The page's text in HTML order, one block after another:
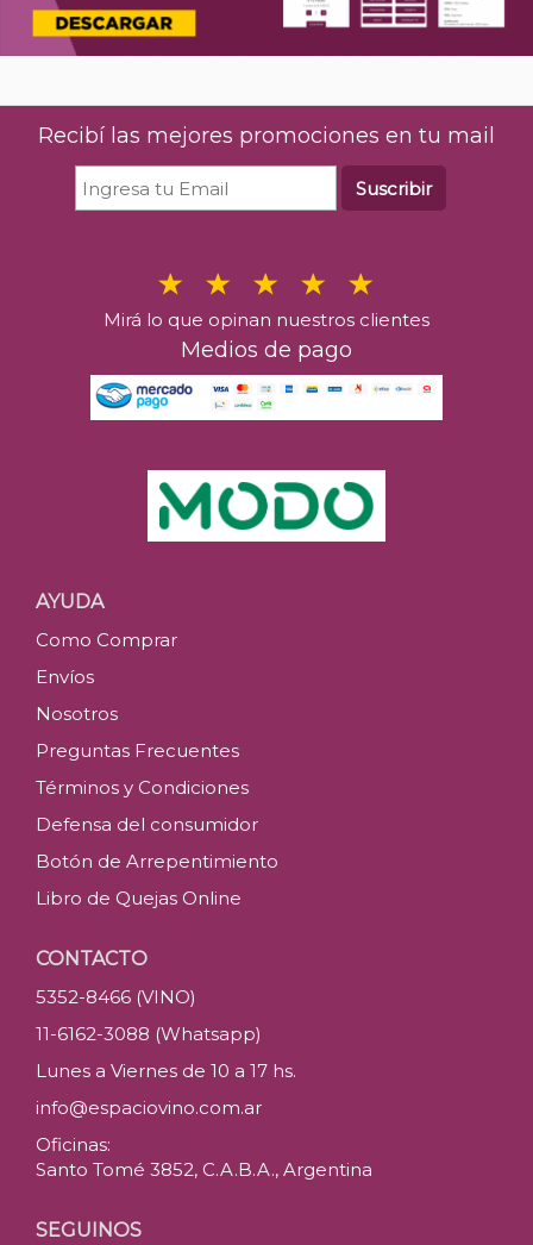
Recibí las mejores promociones en tu mail
Suscribir
Mirá lo que opinan nuestros clientes
Medios de pago
AYUDA
Como Comprar
Envíos
Nosotros
Preguntas Frecuentes
Términos y Condiciones
Defensa del consumidor
Botón de Arrepentimiento
Libro de Quejas Online
CONTACTO
5352-8466 (VINO)
11-6162-3088 (Whatsapp)
Lunes a Viernes de 10 a 17 hs.
info@espaciovino.com.ar
Oficinas:
Santo Tomé 3852, C.A.B.A., Argentina
SEGUINOS